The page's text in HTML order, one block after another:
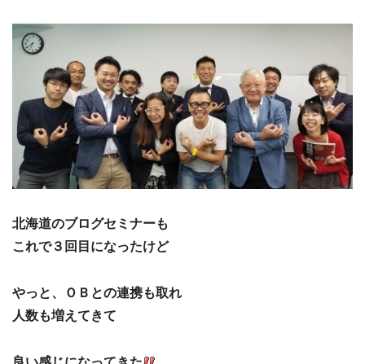
北海道のブログセミナーも
これで３回目になったけど
やっと、ＯＢとの連携も取れ
人数も増えてきて